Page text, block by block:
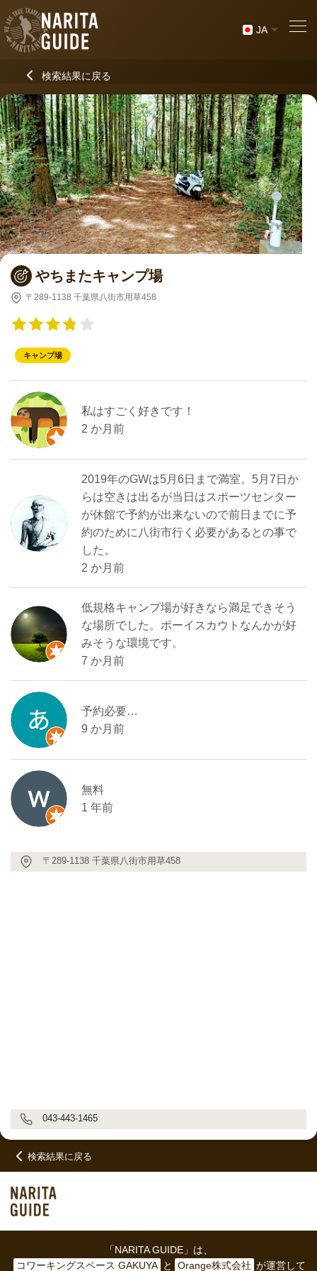
JA
検索結果に戻る
やちまたキャンプ場
〒289-1138 千葉県八街市用草458
キャンプ場
私はすごく好きです！
2 か月前
2019年のGWは5月6日まで満室。5月7日か
らは空きは出るが当日はスポーツセンター
が休館で予約が出来ないので前日までに予
約のために八街市行く必要があるとの事で
した。
2 か月前
低規格キャンプ場が好きなら満足できそう
な場所でした。ボーイスカウトなんかが好
みそうな環境です。
7 か月前
予約必要…
9 か月前
無料
1 年前
〒289-1138 千葉県八街市用草458
043-443-1465
検索結果に戻る
「NARITA GUIDE」は、
コワーキングスペース GAKUYA と Orange株式会社 が運営して